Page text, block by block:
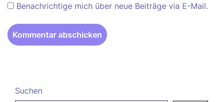
Benachrichtige mich über neue Beiträge via E-Mail.
Suchen